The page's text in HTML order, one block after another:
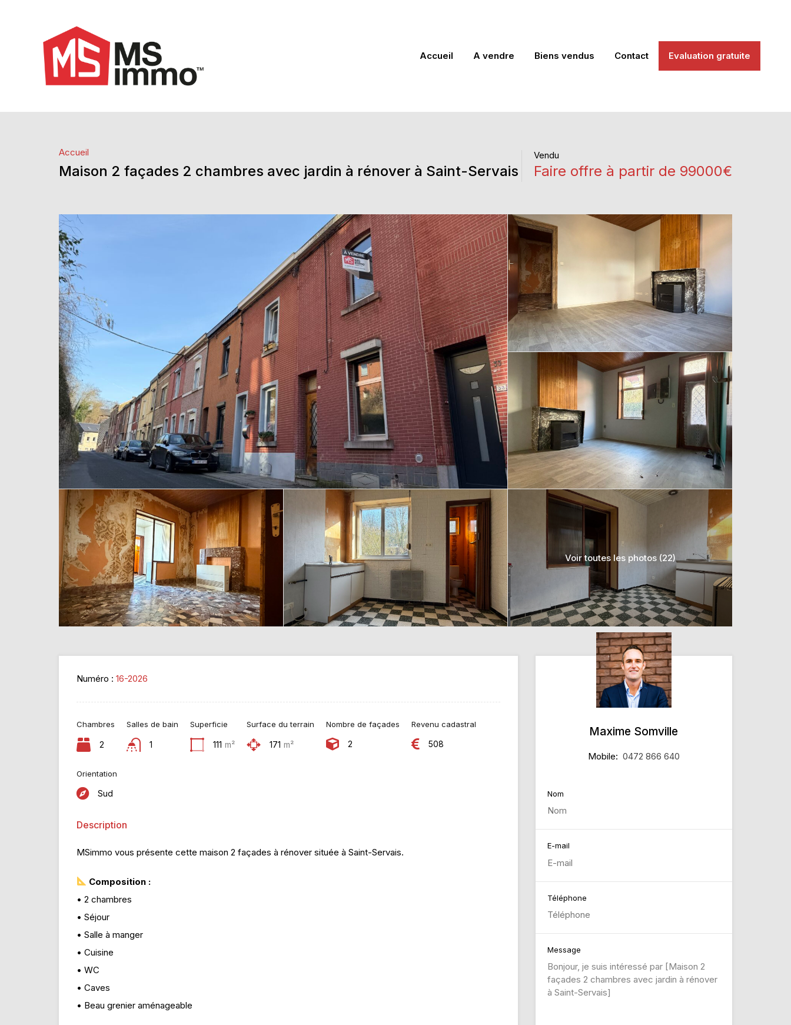
Accueil A vendre Biens vendus Contact Evaluation gratuite
Accueil
Maison 2 façades 2 chambres avec jardin à rénover à Saint-Servais
Vendu
Faire offre à partir de 99000€
Voir toutes les photos (22)
Numéro : 16-2026
Chambres
2
Salles de bain
1
Superficie
111 m²
Surface du terrain
171 m²
Nombre de façades
2
Revenu cadastral
508
Orientation
Sud
Description
MSimmo vous présente cette maison 2 façades à rénover située à Saint-Servais.
Composition :
• 2 chambres
• Séjour
• Salle à manger
• Cuisine
• WC
• Caves
• Beau grenier aménageable
Maxime Somville
Mobile: 0472 866 640
Nom
E-mail
Téléphone
Message